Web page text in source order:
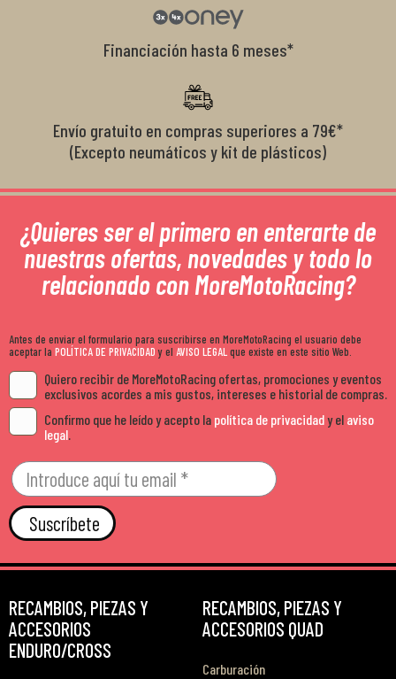
Financiación hasta 6 meses*
Envío gratuito en compras superiores a 79€*
(Excepto neumáticos y kit de plásticos)
¿Quieres ser el primero en enterarte de
nuestras ofertas, novedades y todo lo
relacionado con MoreMotoRacing?
Antes de enviar el formulario para suscribirse en MoreMotoRacing el usuario debe
aceptar la POLÍTICA DE PRIVACIDADy el AVISO LEGALque existe en este sitio Web.
Quiero recibir de MoreMotoRacing ofertas, promociones y eventos
exclusivos acordes a mis gustos, intereses e historial de compras.
Confirmo que he leído y acepto la política de privacidady el aviso
legal.
Suscríbete
RECAMBIOS, PIEZAS Y
ACCESORIOS
ENDURO/CROSS
RECAMBIOS, PIEZAS Y
ACCESORIOS QUAD
Carburación